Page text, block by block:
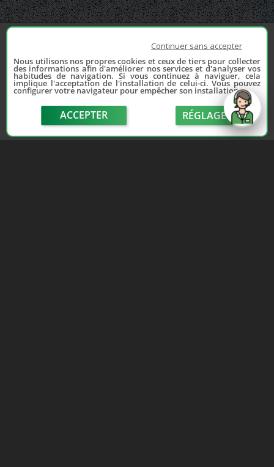
Continuer sans accepter
Nous utilisons nos propres cookies et ceux de tiers pour collecter
des informations afin d'améliorer nos services et d'analyser vos
habitudes de navigation. Si vous continuez à naviguer, cela
implique l'acceptation de l'installation de celui-ci. Vous pouvez
configurer votre navigateur pour empêcher son installation.
ACCEPTER RÉGLAGE